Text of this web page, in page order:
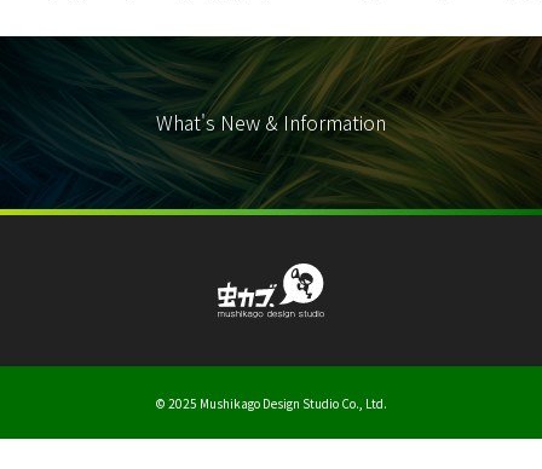
What's New & Information
© 2025 Mushikago Design Studio Co., Ltd.